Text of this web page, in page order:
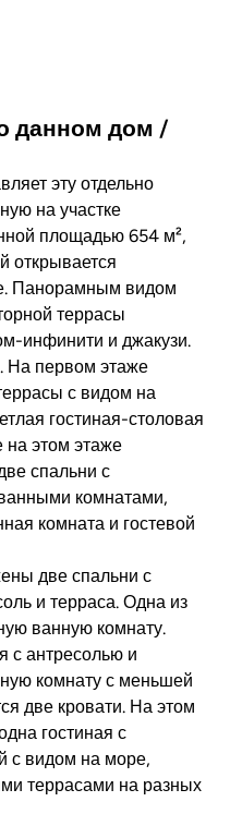
данном дом /
эту отдельно
на участке
площадью 654 м²,
открывается
Панорамным видом
террасы
инфинити и джакузи.
На первом этаже
с видом на
гостиная-столовая
на этом этаже
спальни с
комнатами,
комната и гостевой
две спальни с
и терраса. Одна из
ванную комнату.
с антресолью и
комнату с меньшей
две кровати. На этом
гостиная с
с видом на море,
террасами на разных